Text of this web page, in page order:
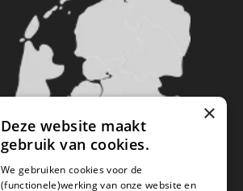
×
Deze website maakt
gebruik van cookies.
We gebruiken cookies voor de
(functionele)werking van onze website en